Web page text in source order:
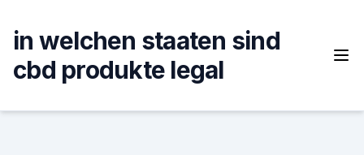
content
in welchen staaten sind
cbd produkte legal